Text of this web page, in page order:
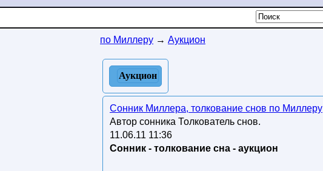
по Миллеру → Аукцион
Аукцион
Сонник Миллера, толкование снов по Миллеру
Автор сонника Толкователь снов.
11.06.11 11:36
Сонник - толкование сна - аукцион